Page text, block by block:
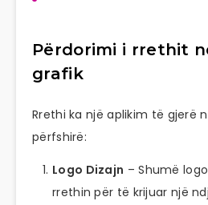
Përdorimi i rrethit
grafik
Rrethi ka një aplikim të gjerë
përfshirë:
Logo Dizajn – Shumë
rrethin për të krijuar një